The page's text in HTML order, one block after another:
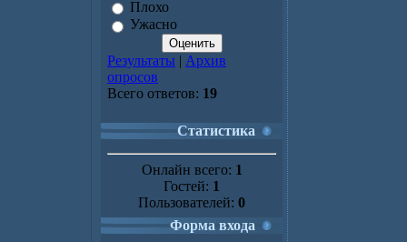
Плохо
Ужасно
Результаты | Архив
опросов
Всего ответов: 19
Статистика
Онлайн всего: 1
Гостей: 1
Пользователей: 0
Форма входа